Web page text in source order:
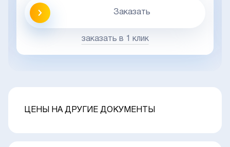
Заказать
заказать в 1 клик
ЦЕНЫ НА ДРУГИЕ ДОКУМЕНТЫ